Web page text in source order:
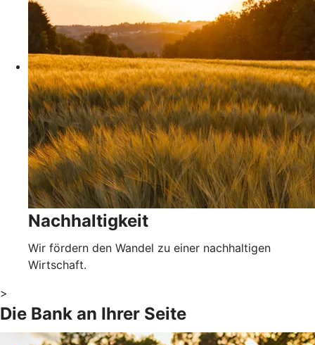
Nachhaltigkeit
Wir fördern den Wandel zu einer nachhaltigen
Wirtschaft.
>
Die Bank an Ihrer Seite